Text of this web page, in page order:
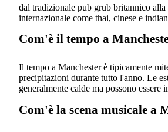
dal tradizionale pub grub britannico alla
internazionale come thai, cinese e
Com'è il tempo a
Il tempo a Manchester è tipicamente
precipitazioni durante tutto l'anno. Le
generalmente calde ma possono essere
Com'è la scena musicale a